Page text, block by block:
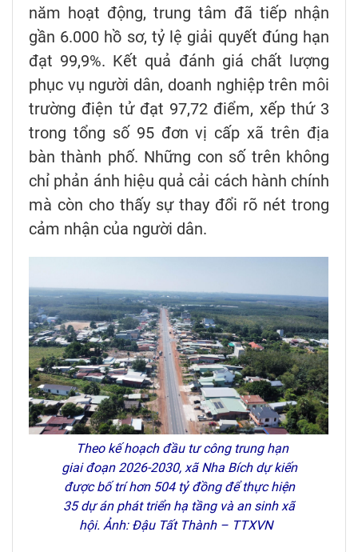
năm hoạt động, trung tâm đã tiếp nhận
gần 6.000 hồ sơ, tỷ lệ giải quyết đúng hạn
đạt 99,9%. Kết quả đánh giá chất lượng
phục vụ người dân, doanh nghiệp trên môi
trường điện tử đạt 97,72 điểm, xếp thứ 3
trong tổng số 95 đơn vị cấp xã trên địa
bàn thành phố. Những con số trên không
chỉ phản ánh hiệu quả cải cách hành chính
mà còn cho thấy sự thay đổi rõ nét trong
cảm nhận của người dân.
Theo kế hoạch đầu tư công trung hạn
giai đoạn 2026-2030, xã Nha Bích dự kiến
được bố trí hơn 504 tỷ đồng để thực hiện
35 dự án phát triển hạ tầng và an sinh xã
hội. Ảnh: Đậu Tất Thành – TTXVN